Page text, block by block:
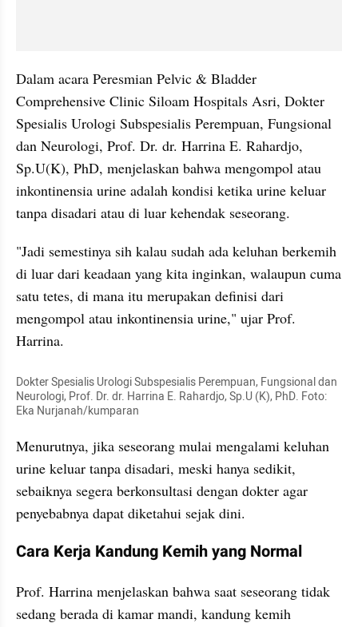
Dalam acara Peresmian Pelvic & Bladder
Comprehensive Clinic Siloam Hospitals Asri, Dokter
Spesialis Urologi Subspesialis Perempuan, Fungsional
dan Neurologi, Prof. Dr. dr. Harrina E. Rahardjo,
Sp.U(K), PhD, menjelaskan bahwa mengompol atau
inkontinensia urine adalah kondisi ketika urine keluar
tanpa disadari atau di luar kehendak seseorang.
"Jadi semestinya sih kalau sudah ada keluhan berkemih
di luar dari keadaan yang kita inginkan, walaupun cuma
satu tetes, di mana itu merupakan definisi dari
mengompol atau inkontinensia urine," ujar Prof.
Harrina.
Dokter Spesialis Urologi Subspesialis Perempuan, Fungsional dan
Neurologi, Prof. Dr. dr. Harrina E. Rahardjo, Sp.U (K), PhD. Foto:
Eka Nurjanah/kumparan
Menurutnya, jika seseorang mulai mengalami keluhan
urine keluar tanpa disadari, meski hanya sedikit,
sebaiknya segera berkonsultasi dengan dokter agar
penyebabnya dapat diketahui sejak dini.
Cara Kerja Kandung Kemih yang Normal
Prof. Harrina menjelaskan bahwa saat seseorang tidak
sedang berada di kamar mandi, kandung kemih